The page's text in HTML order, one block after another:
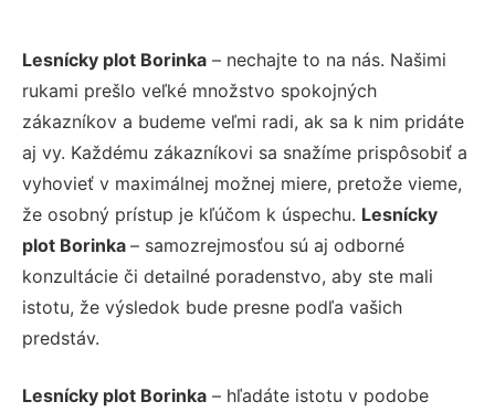
Lesnícky plot Borinka – nechajte to na nás. Našimi
rukami prešlo veľké množstvo spokojných
zákazníkov a budeme veľmi radi, ak sa k nim pridáte
aj vy. Každému zákazníkovi sa snažíme prispôsobiť a
vyhovieť v maximálnej možnej miere, pretože vieme,
že osobný prístup je kľúčom k úspechu. Lesnícky
plot Borinka – samozrejmosťou sú aj odborné
konzultácie či detailné poradenstvo, aby ste mali
istotu, že výsledok bude presne podľa vašich
predstáv.
Lesnícky plot Borinka – hľadáte istotu v podobe